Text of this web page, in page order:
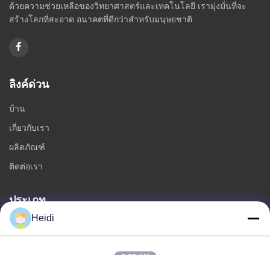
ด้วยความช่วยเหลือของวิทยาศาสตร์และเทคโนโลยี เรามุ่งมั่นที่จะ
สร้างโลกที่สะอาด อนาคตที่ดีกว่าสำหรับมนุษยชาติ
ลิงค์ด่วน
บ้าน
เกี่ยวกับเรา
ผลิตภัณฑ์
ติดต่อเรา
ประเภท
เส้นใยโพลีเอสเตอร์หลัก
Heidi